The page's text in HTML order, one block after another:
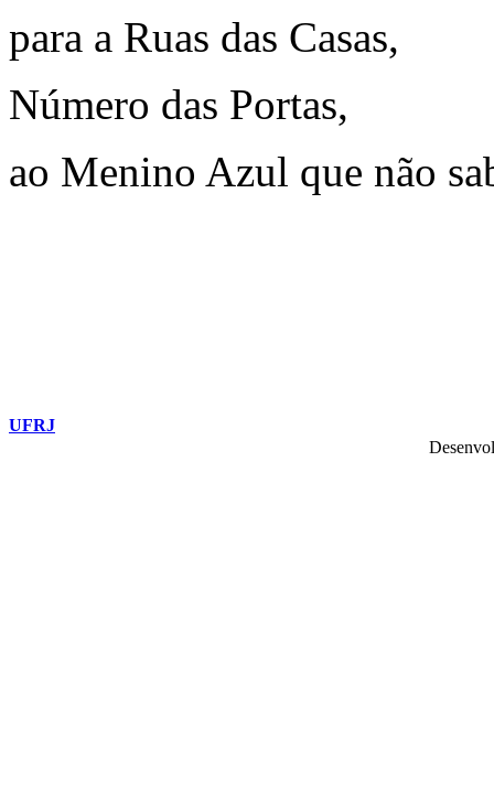
para a Ruas das Casas,
Número das Portas,
ao Menino Azul que não
UFRJ